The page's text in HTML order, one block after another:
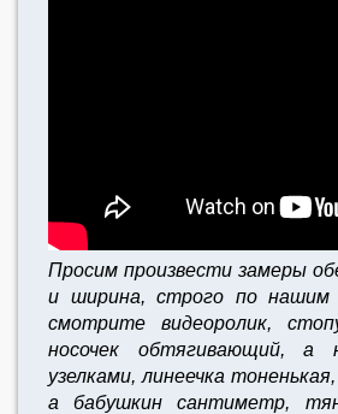
Просим произвести замеры
и ширина, строго по нашим
смотрите видеоролик,
носочек обтягивающий, а
узелками, линеечка
а бабушкин сантиметр,